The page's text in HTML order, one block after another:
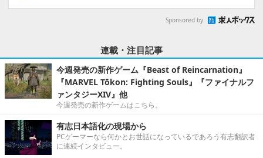
Sponsored by
連載・注目記事
今週発売の新作ゲーム『Beast of Reincarnation』
『MARVEL Tōkon: Fighting Souls』『ファイナルフ
ァンタジーXIV』他
今週発売の新作ゲームはこちら。
有志日本語化の現場から
PCゲーマーなら何かとお世話になっているであろう有志翻訳者
に連続インタビュー。